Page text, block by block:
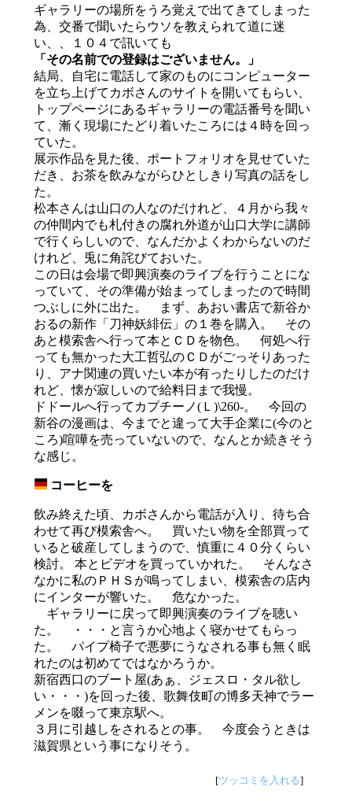
ギャラリーの場所をうろ覚えで出てきてしまった
為、交番で聞いたらウソを教えられて道に迷
い、、１０４で訊いても
「その名前での登録はございません。」
結局、自宅に電話して家のものにコンピューター
を立ち上げてカボさんのサイトを開いてもらい、
トップページにあるギャラリーの電話番号を聞い
て、漸く現場にたどり着いたころには４時を回っ
ていた。
展示作品を見た後、ポートフォリオを見せていた
だき、お茶を飲みながらひとしきり写真の話をし
た。
松本さんは山口の人なのだけれど、４月から我々
の仲間内でも札付きの腐れ外道が山口大学に講師
で行くらしいので、なんだかよくわからないのだ
けれど、兎に角詫びておいた。
この日は会場で即興演奏のライブを行うことにな
っていて、その準備が始まってしまったので時間
つぶしに外に出た。 まず、あおい書店で新谷か
おるの新作「刀神妖緋伝」の１巻を購入。 その
あと模索舎へ行って本とＣＤを物色。 何処へ行
っても無かった大工哲弘のＣＤがごっそりあった
り、アナ関連の買いたい本が有ったりしたのだけ
れど、懐が寂しいので給料日まで我慢。
ドドールへ行ってカプチーノ(Ｌ)\260-。 今回の
新谷の漫画は、今までと違って大手企業に(今のと
ころ)喧嘩を売っていないので、なんとか続きそう
な感じ。
コーヒーを
飲み終えた頃、カボさんから電話が入り、待ち合
わせて再び模索舎へ。 買いたい物を全部買って
いると破産してしまうので、慎重に４０分くらい
検討。 本とビデオを買っていかれた。 そんなさ
なかに私のＰＨＳが鳴ってしまい、模索舎の店内
にインターが響いた。 危なかった。
ギャラリーに戻って即興演奏のライブを聴い
た。 ・・・と言うか心地よく寝かせてもらっ
た。 パイプ椅子で悪夢にうなされる事も無く眠
れたのは初めてではなかろうか。
新宿西口のブート屋(あぁ、ジェスロ・タル欲し
い・・・)を回った後、歌舞伎町の博多天神でラー
メンを啜って東京駅へ。
３月に引越しをされるとの事。 今度会うときは
滋賀県という事になりそう。
[ツッコミを入れる]